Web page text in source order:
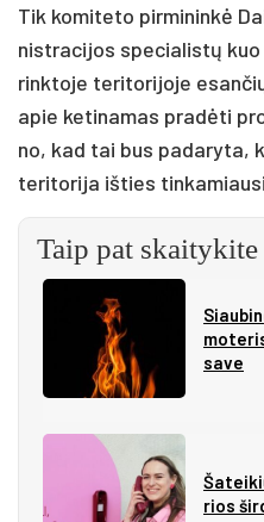
Tik ko­mi­te­to pir­mi­nin­kė
nist­ra­ci­jos spe­cia­lis­tų
rink­to­je te­ri­to­ri­jo­je
apie ke­ti­na­mas pra­dė­ti
no, kad tai bus pa­da­ry­ta,
te­ri­to­ri­ja iš­ties
Taip pat skaitykite
sa­ve
rios